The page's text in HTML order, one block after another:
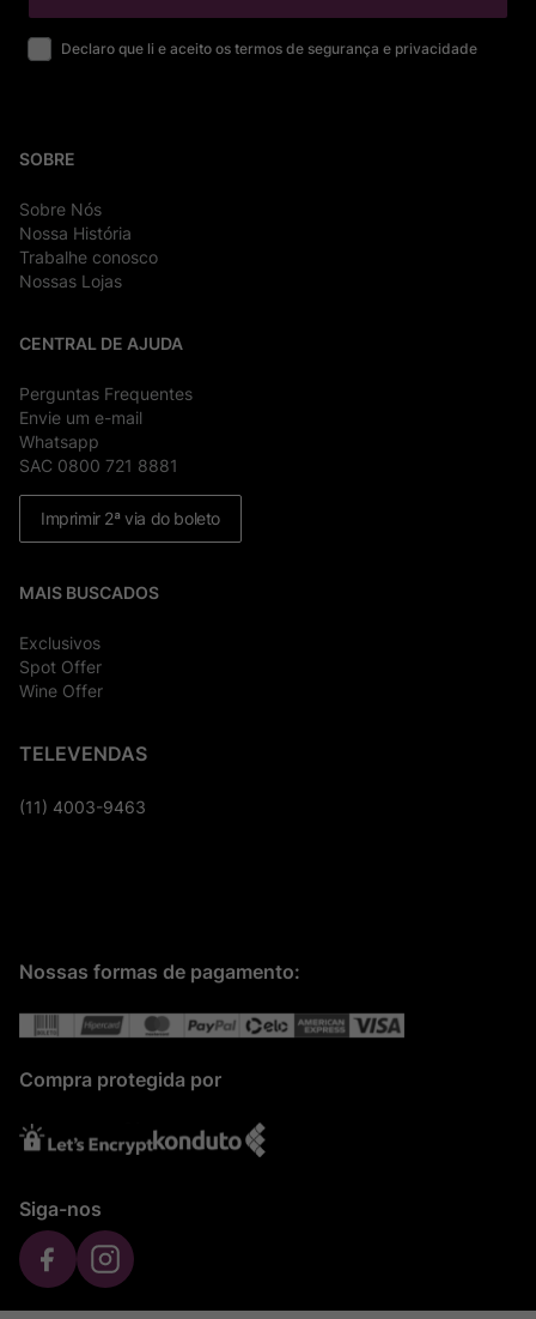
Declaro que li e aceito os termos de segurança e privacidade
SOBRE
Sobre Nós
Nossa História
Trabalhe conosco
Nossas Lojas
CENTRAL DE AJUDA
Perguntas Frequentes
Envie um e-mail
Whatsapp
SAC 0800 721 8881
Imprimir 2ª via do boleto
MAIS BUSCADOS
Exclusivos
Spot Offer
Wine Offer
TELEVENDAS
(11) 4003-9463
Nossas formas de pagamento:
Compra protegida por
Siga-nos